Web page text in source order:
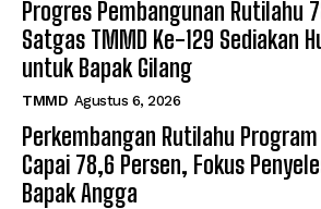
Progres Pembangunan Rutilahu
Satgas TMMD Ke-129 Sediakan
untuk Bapak Gilang
TMMD Agustus 6, 2026
Perkembangan Rutilahu
Capai 78,6 Persen, Fokus
Bapak Angga